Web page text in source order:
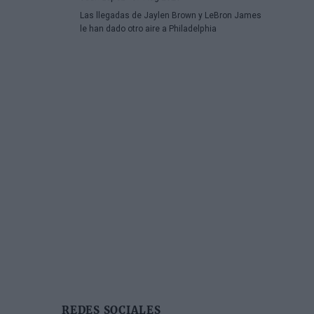
Las llegadas de Jaylen Brown y LeBron James
le han dado otro aire a Philadelphia
REDES SOCIALES